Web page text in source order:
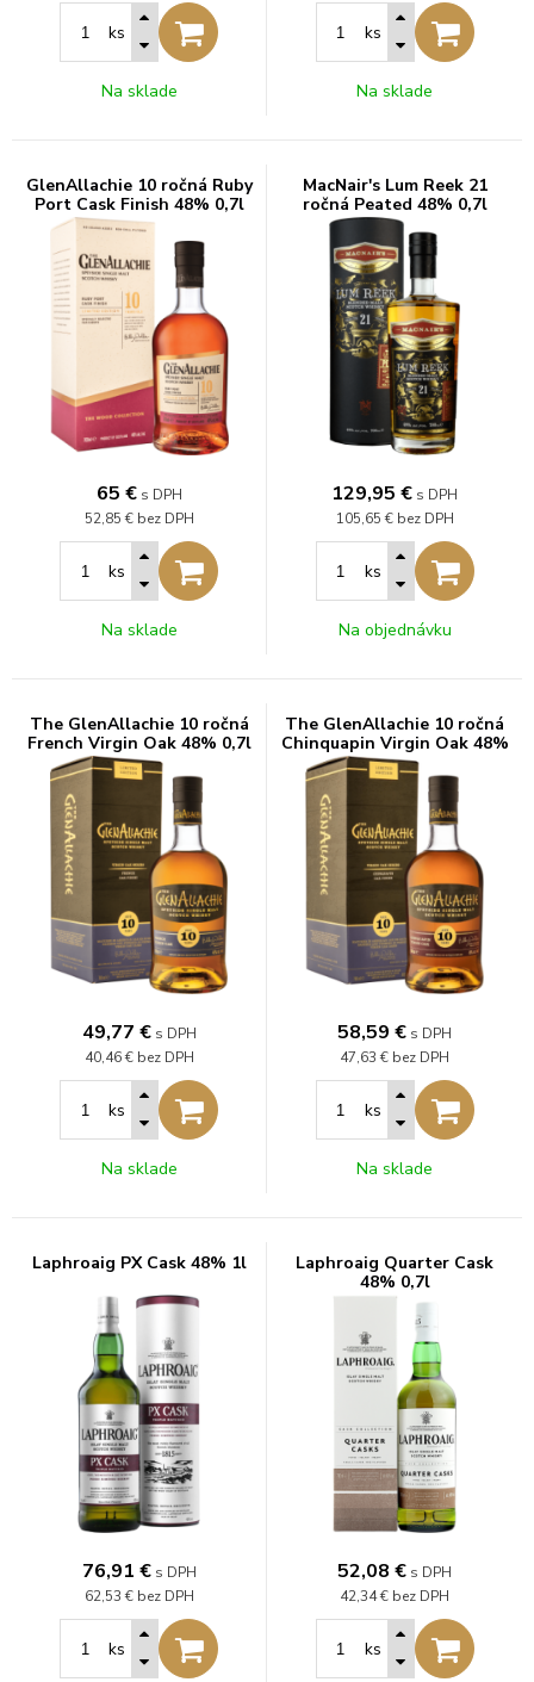
ks
Na sklade
ks
Na sklade
GlenAllachie 10 ročná Ruby
Port Cask Finish 48% 0,7l
65 € s DPH
52,85 € bez DPH
ks
Na sklade
MacNair's Lum Reek 21
ročná Peated 48% 0,7l
129,95 € s DPH
105,65 € bez DPH
ks
Na objednávku
The GlenAllachie 10 ročná
French Virgin Oak 48% 0,7l
49,77 € s DPH
40,46 € bez DPH
ks
Na sklade
The GlenAllachie 10 ročná
Chinquapin Virgin Oak 48%
0,7l
58,59 € s DPH
47,63 € bez DPH
ks
Na sklade
Laphroaig PX Cask 48% 1l
76,91 € s DPH
62,53 € bez DPH
ks
Laphroaig Quarter Cask
48% 0,7l
52,08 € s DPH
42,34 € bez DPH
ks